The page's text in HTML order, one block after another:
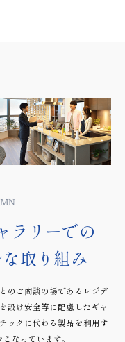
しの実現にむけ
ョンに導入し、
・賃貸募集は全物件
組みを
く見る
ラリーでの
取り組み
のご商談の場であるレジデ
設け安全等に配慮したギャ
ックに代わる製品を利用す
なっています。